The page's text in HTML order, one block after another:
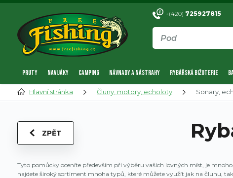
+(420) 725927815
PRUTY NAVIJÁKY CAMPING NÁVNADY A NÁSTRAHY RYBÁŘSKÁ BIŽUTERIE
Hlavní stránka Čluny, motory, echoloty Sonary,
ZPĚT
Tyto pomůcky oceníte především při výběru vašich lovných míst, je
najdete široký sortiment mnoha typů, které můžete využít jak na člunu,